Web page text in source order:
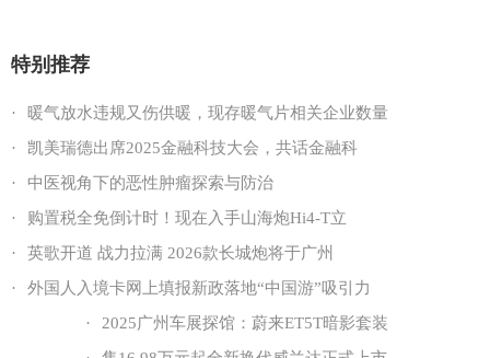
特别推荐
·
暖气放水违规又伤供暖，现存暖气片相关企业数量
·
凯美瑞德出席2025金融科技大会，共话金融科
·
中医视角下的恶性肿瘤探索与防治
·
购置税全免倒计时！现在入手山海炮Hi4-T立
·
英歌开道 战力拉满 2026款长城炮将于广州
·
外国人入境卡网上填报新政落地“中国游”吸引力
·
2025广州车展探馆：蔚来ET5T暗影套装